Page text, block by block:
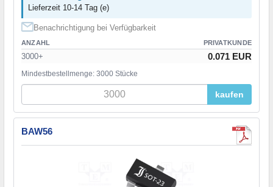
Lieferzeit 10-14 Tag (e)
Benachrichtigung bei Verfügbarkeit
ANZAHL PRIVATKUNDE
3000+ 0.071 EUR
Mindestbestellmenge: 3000 Stücke
kaufen
BAW56